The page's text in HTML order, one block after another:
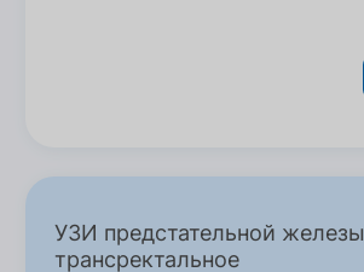
УЗИ предстательной железы
трансректальное